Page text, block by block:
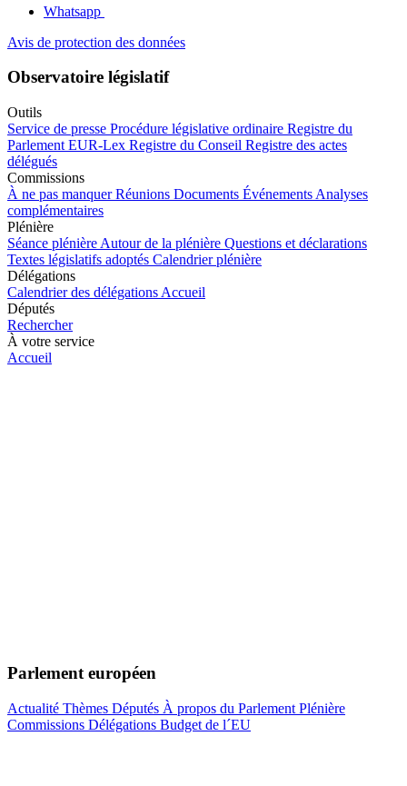
Whatsapp
Avis de protection des données
Observatoire législatif
Outils
Service de presse Procédure législative ordinaire Registre du
Parlement EUR-Lex Registre du Conseil Registre des actes
délégués
Commissions
À ne pas manquer Réunions Documents Événements Analyses
complémentaires
Plénière
Séance plénière Autour de la plénière Questions et déclarations
Textes législatifs adoptés Calendrier plénière
Délégations
Calendrier des délégations Accueil
Députés
Rechercher
À votre service
Accueil
Parlement européen
Actualité Thèmes Députés À propos du Parlement Plénière
Commissions Délégations Budget de l´EU